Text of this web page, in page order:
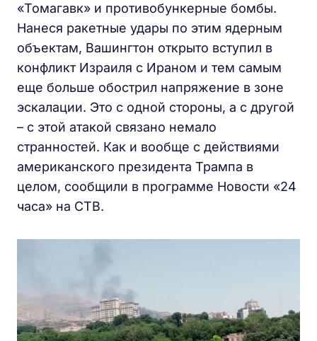
«Томагавк» и противобункерные бомбы.
Нанеся ракетные удары по этим ядерным
объектам, Вашингтон открыто вступил в
конфликт Израиля с Ираном и тем самым
еще больше обострил напряжение в зоне
эскалации. Это с одной стороны, а с другой
– с этой атакой связано немало
странностей. Как и вообще с действиями
американского президента Трампа в
целом, сообщили в программе Новости «24
часа» на СТВ.